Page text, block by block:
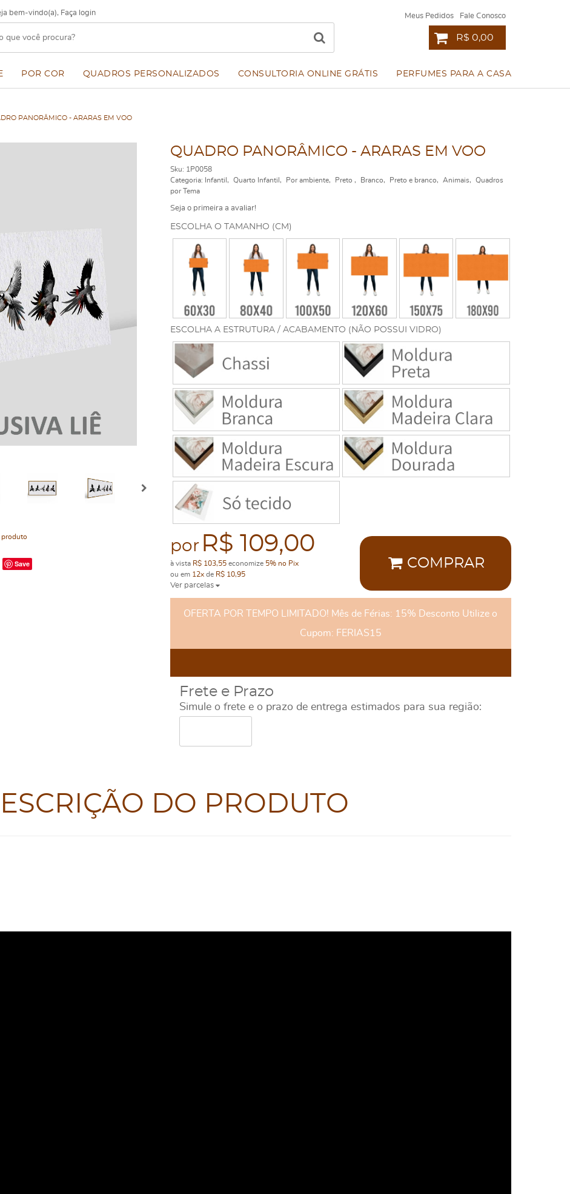
bem-vindo(a), Faça login Meus Pedidos Fale Conosco
R$ 0,00
POR COR QUADROS PERSONALIZADOS CONSULTORIA ONLINE GRÁTIS PERFUMES PARA A CASA
PANORÂMICO - ARARAS EM VOO
produto
Save
QUADRO PANORÂMICO - ARARAS EM VOO
Sku: 1P0058
Categoria:
Infantil Quarto Infantil Por ambiente Preto Branco Preto e branco Animais
Quadros
por Tema
Seja o primeira a avaliar!
ESCOLHA A ESTRUTURA / ACABAMENTO (NÃO POSSUI VIDRO)
ESCOLHA O TAMANHO (CM)
por R$ 109,00
à vista R$ 103,55economize 5% no Pix
ou em 12xde R$ 10,95
Ver parcelas
COMPRAR
OFERTA POR TEMPO LIMITADO! Mês de Férias: 15% Desconto Utilize o
Cupom: FERIAS15
Frete e Prazo
Simule o frete e o prazo de entrega estimados para sua região:
DO PRODUTO